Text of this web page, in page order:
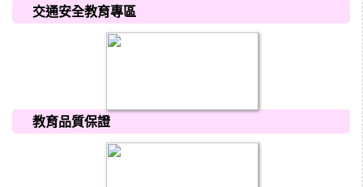
交通安全教育專區
教育品質保證